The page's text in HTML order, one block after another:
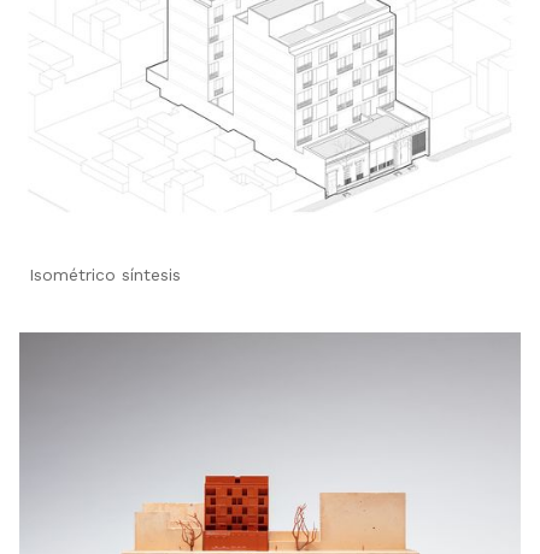
Isométrico síntesis